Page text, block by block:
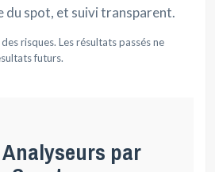
du spot, et suivi transparent.
risques. Les résultats passés ne
futurs.
Analyseurs par